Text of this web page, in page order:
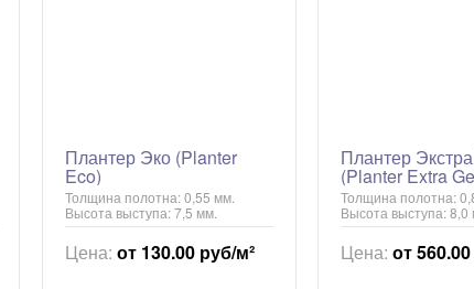
Плантер Эко (Planter
Eco)
Толщина полотна: 0,55 мм.
Высота выступа: 7,5 мм.
Цена: от 130.00 руб/м²
Плантер
(Planter Extra
Толщина полотна:
Высота выступа: 8,0
Цена:от